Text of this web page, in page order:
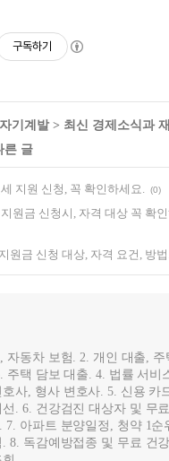
구독하기
기계발> 최신 경제소식과
른 글
지원 신청, 꼭 확인하세요. (0)
원금 신청시, 자격 대상 꼭 확
원금 신청 대상, 자격 요건, 방법.
자동차 보험. 2. 개인 대출, 주
주택 담보 대출. 4. 법률 서비
사, 형사 변호사. 5. 신용 카
. 6. 건강검진 대상자 및 무료
7. 아파트 분양일정, 청약 1순
8. 독감예방접종 및 무료 건강